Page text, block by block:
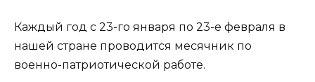
Каждый год с 23-го января по 23-е февраля в
нашей стране проводится месячник по
военно-патриотической работе.